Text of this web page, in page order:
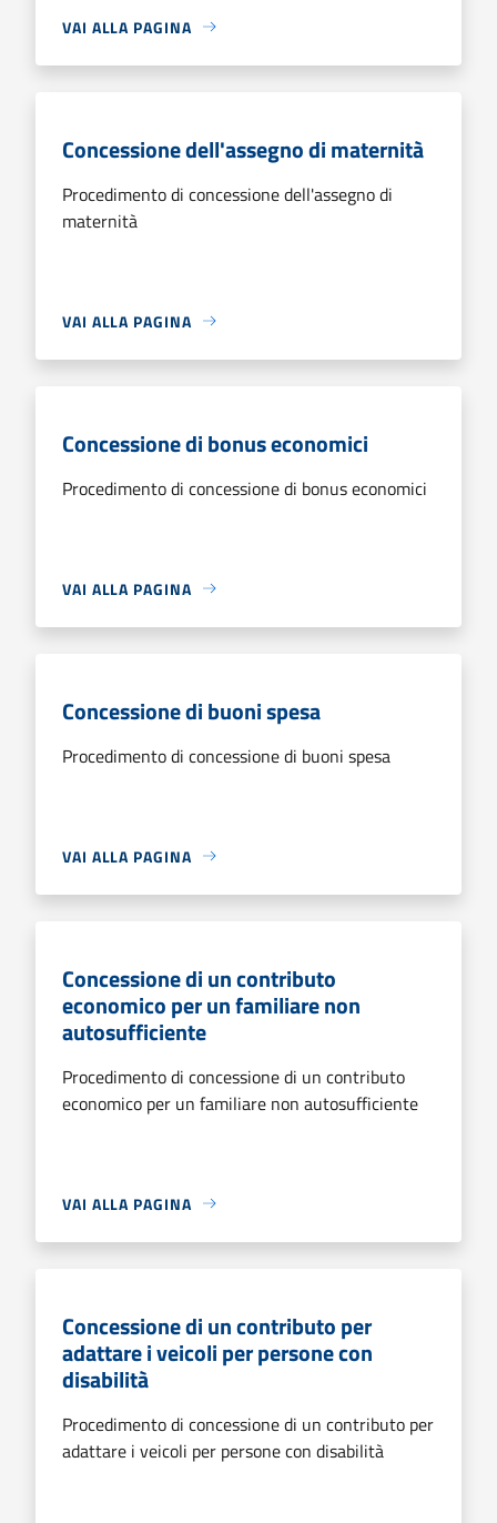
VAI ALLA PAGINA
Concessione dell'assegno di maternità
Procedimento di concessione dell'assegno di
maternità
VAI ALLA PAGINA
Concessione di bonus economici
Procedimento di concessione di bonus economici
VAI ALLA PAGINA
Concessione di buoni spesa
Procedimento di concessione di buoni spesa
VAI ALLA PAGINA
Concessione di un contributo
economico per un familiare non
autosufficiente
Procedimento di concessione di un contributo
economico per un familiare non autosufficiente
VAI ALLA PAGINA
Concessione di un contributo per
adattare i veicoli per persone con
disabilità
Procedimento di concessione di un contributo per
adattare i veicoli per persone con disabilità